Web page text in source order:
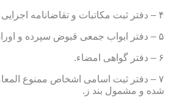
۴ – دفتر ثبت مکاتبات و تقاضانامه اجرایی و خلاصه معاملات.
۵ – دفتر ابواب جمعی قبوض سپرده و اوراق بهادار.
۶ – دفتر گواهی امضاء.
۷ – دفتر ثبت اسامی اشخاص ممنوع
شده و مشمول بند ز.